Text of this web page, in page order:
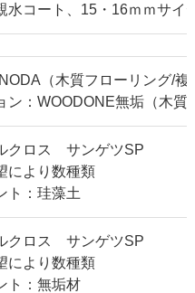
水コート、15・16ｍｍサイ
（木質フローリング/複
ン：WOODONE無垢（木質
クロス サンゲツSP
により数種類
ト：珪藻土
クロス サンゲツSP
により数種類
ト：無垢材